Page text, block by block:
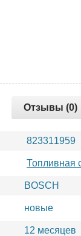
Отзывы (0)
823311959
Топливная
BOSCH
новые
12 месяцев